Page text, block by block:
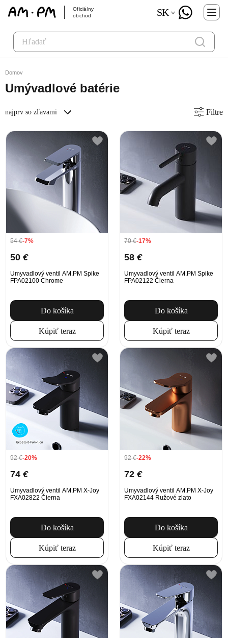
Oficiálny
obchod
SK
Domov
Umývadlové batérie
najprv so zľavami Filtre
54€-7%
50 €
Umyvadlový ventil AM.PM Spike
FPA02100 Chrome
Do košíka
Kúpiť teraz
70€-17%
58 €
Umyvadlový ventil AM.PM Spike
FPA02122 Čierna
Do košíka
Kúpiť teraz
92€-20%
74 €
Umyvadlový ventil AM.PM X-Joy
FXA02822 Čierna
Do košíka
Kúpiť teraz
92€-22%
72 €
Umyvadlový ventil AM.PM X-Joy
FXA02144 Ružové zlato
Do košíka
Kúpiť teraz